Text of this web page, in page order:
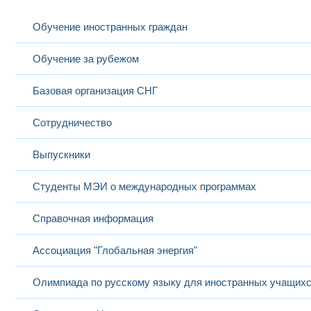
Обучение иностранных граждан
Обучение за рубежом
Базовая организация СНГ
Сотрудничество
Выпускники
Студенты МЭИ о международных программах
Справочная информация
Ассоциация "Глобальная энергия"
Олимпиада по русскому языку для иностранных